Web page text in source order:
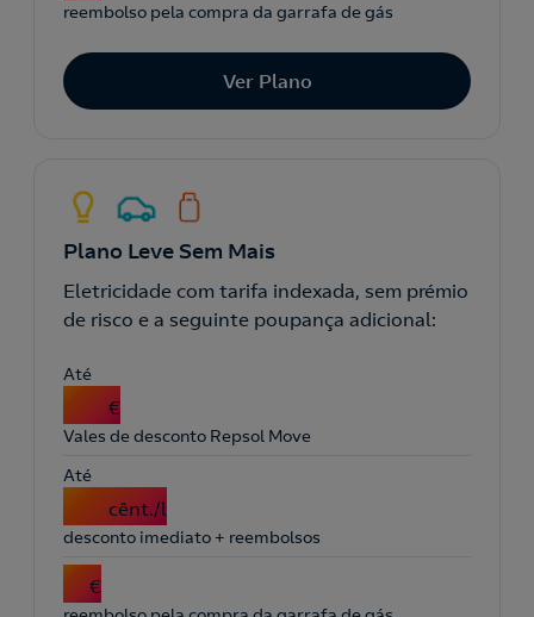
reembolso pela compra da garrafa de gás
Ver Plano
Plano Leve Sem Mais
Eletricidade com tarifa indexada, sem prémio
de risco e a seguinte poupança adicional:
Até
€
Vales de desconto Repsol Move
Até
cênt./l
desconto imediato + reembolsos
3 €